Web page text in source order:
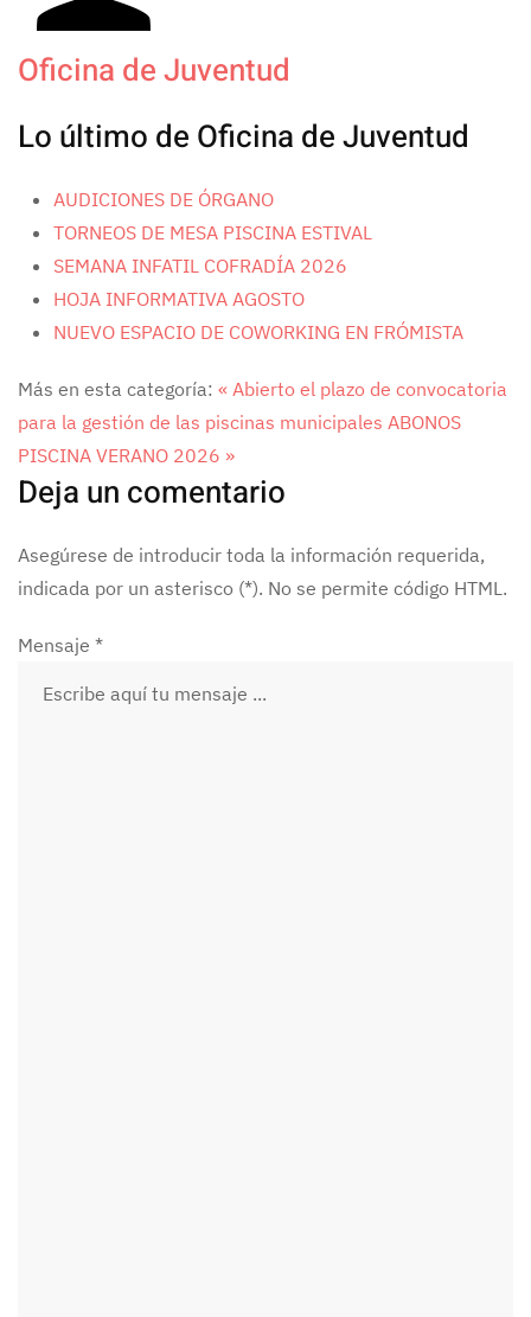
Oficina de Juventud
Lo último de Oficina de Juventud
AUDICIONES DE ÓRGANO
TORNEOS DE MESA PISCINA ESTIVAL
SEMANA INFATIL COFRADÍA 2026
HOJA INFORMATIVA AGOSTO
NUEVO ESPACIO DE COWORKING EN FRÓMISTA
Más en esta categoría: « Abierto el plazo de convocatoria
para la gestión de las piscinas municipales ABONOS
PISCINA VERANO 2026 »
Deja un comentario
Asegúrese de introducir toda la información requerida,
indicada por un asterisco (*). No se permite código HTML.
Mensaje *